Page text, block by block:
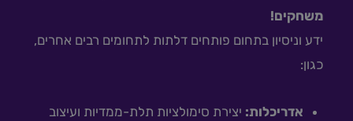
משחקים!
ידע וניסיון בתחום פותחים דלתות לתחומים רבים אחרים,
כגון:
אדריכלות: יצירת סימולציות תלת-ממדיות ועיצוב